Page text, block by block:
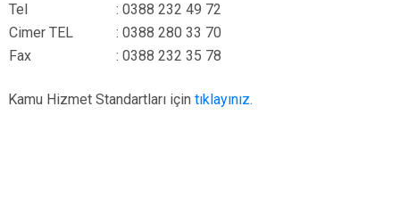
Tel
: 0388 232 49 72
Cimer TEL
: 0388 280 33 70
Fax
: 0388 232 35 78
Kamu Hizmet Standartları için tıklayınız.